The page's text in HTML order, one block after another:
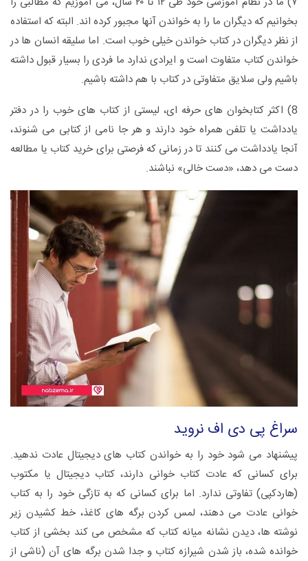
بخوانیم که دیگران ما را به خواندن آنها مجبور کرده اند. البته که استفاده
از نظر دیگران در کتاب خواندن خیلی خوب است. اما سلیقه انسان ها در
خواندن کتاب متفاوت است و ایرادی ندارد ما فردی را بسیار قبول داشته
باشیم ولی سلایق متفاوتی در کتاب با هم داشته باشیم.
8) اکثر کتابخوان های حرفه ای، لیستی از کتاب های خوب را در دفتر
یادداشت یا تلفن همراه خود دارند و هر جا نامی از کتابی می شنوند،
آنجا یادداشت می کنند تا در زمانی که فرصتی برای خرید کتاب یا مطالعه
دست می دهد، «دست خالی» نباشند.
سراغ پی دی اف نروید
پیشنهاد می شود خود را به خواندن کتاب های دیجیتال عادت ندهید.
برای کسانی که عادت کتاب خوانی دارند، کتاب دیجیتال یا مکتوب
(هاردکپی) تفاوتی ندارد. اما برای کسانی که به تازگی خود را به کتاب
خوانی عادت می دهند، لمس کردن برگه های کاغذ، خط کشیدن زیر
نوشته ها، دیدن نشانه میانه کتاب که مشخص می کند بخشی از کتاب
خوانده شده، باز شدن شیرازه کتاب و جدا شدن برگه های آن (ناشی از